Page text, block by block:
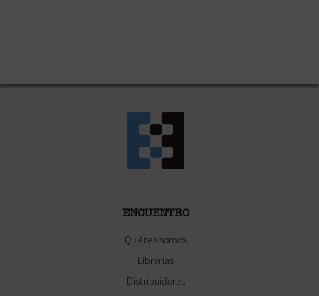
ENCUENTRO
Quiénes somos
Librerías
Distribuidores